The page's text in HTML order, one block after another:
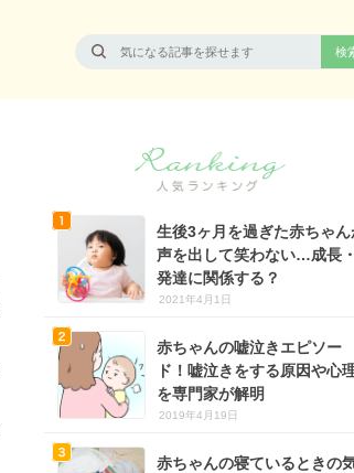
生後3ヶ月を過ぎた赤ちゃん
声を出して笑わない…成長・
発達に関係する？
2021年4月1日
赤ちゃんの嘘泣きエピソー
ド！嘘泣きをする原因や心
を専門家が解明
2019年4月19日
赤ちゃんの寝ているときの